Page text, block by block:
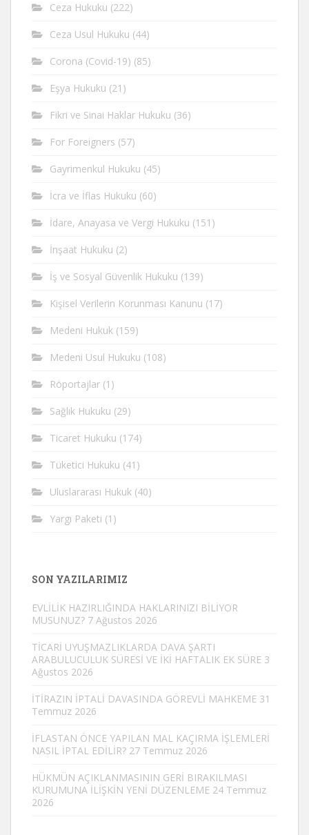
Ceza Hukuku (222)
Ceza Usul Hukuku (44)
Corona (Covid-19) (85)
Eşya Hukuku (21)
Fikri ve Sinai Haklar Hukuku (36)
For Foreigners (57)
Gayrimenkul Hukuku (45)
İcra ve İflas Hukuku (60)
İdare, Anayasa ve Vergi Hukuku (151)
İnşaat Hukuku (2)
İş ve Sosyal Güvenlik Hukuku (139)
Kişisel Verilerin Korunması Kanunu (17)
Medeni Hukuk (159)
Medeni Usul Hukuku (108)
Röportajlar (1)
Sağlık Hukuku (29)
Ticaret Hukuku (174)
Tüketici Hukuku (41)
Uluslararası Hukuk (40)
Yargı Paketi (1)
SON YAZILARIMIZ
EVLİLİK HAZIRLIĞINDA HAKLARINIZI BİLİYOR
MUSUNUZ? 7 Ağustos 2026
TİCARİ UYUŞMAZLIKLARDA DAVA ŞARTI
ARABULUCULUK SÜRESİ VE İKİ HAFTALIK EK SÜRE 3
Ağustos 2026
İTİRAZIN İPTALİ DAVASINDA GÖREVLİ MAHKEME 31
Temmuz 2026
İFLASTAN ÖNCE YAPILAN MAL KAÇIRMA İŞLEMLERİ
NASIL İPTAL EDİLİR? 27 Temmuz 2026
HÜKMÜN AÇIKLANMASININ GERİ BIRAKILMASI
KURUMUNA İLİŞKİN YENİ DÜZENLEME 24 Temmuz
2026